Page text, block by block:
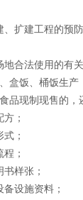
扩建工程的预防
合法使用的有关
饭、桶饭生产
品现制现售的，
；
；
；
样张；
设施资料；